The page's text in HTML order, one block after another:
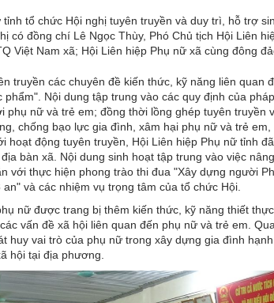
tổ chức Hội nghị tuyên truyền và duy trì, hỗ trợ
có đồng chí Lê Ngọc Thùy, Phó Chủ tịch Hội Liên
Việt Nam xã; Hội Liên hiệp Phụ nữ xã cùng đông
truyền các chuyên đề kiến thức, kỹ năng liên quan
Nội dung tập trung vào các quy định của
phụ nữ và trẻ em; đồng thời lồng ghép tuyên truyền
chống bạo lực gia đình, xâm hại phụ nữ và trẻ
hoạt động tuyên truyền, Hội Liên hiệp Phụ nữ tỉnh
bàn xã. Nội dung sinh hoạt tập trung vào việc
với thực hiện phong trào thi đua "Xây dựng người
và các nhiệm vụ trọng tâm của tổ chức Hội.
nữ được trang bị thêm kiến thức, kỹ năng thiết
vấn đề xã hội liên quan đến phụ nữ và trẻ em.
huy vai trò của phụ nữ trong xây dựng gia đình
hội tại địa phương.